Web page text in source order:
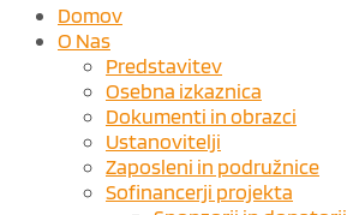
Domov
O Nas
Predstavitev
Osebna izkaznica
Dokumenti in obrazci
Ustanovitelji
Zaposleni in podružnice
Sofinancerji projekta